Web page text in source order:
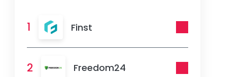
1 Finst
2 Freedom24